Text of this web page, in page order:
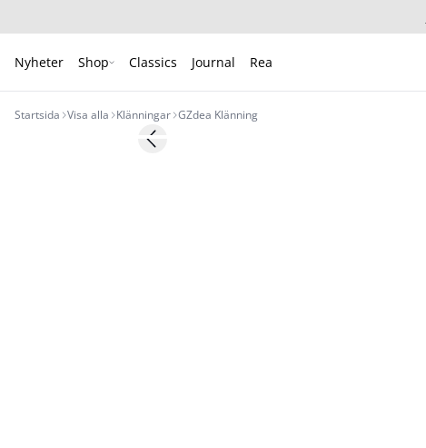
Nyheter Shop Classics Journal Rea
Startsida Visa alla Klänningar GZdea Klänning
- 50%Previous slide